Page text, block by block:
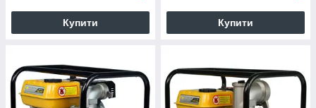
Купити Купити